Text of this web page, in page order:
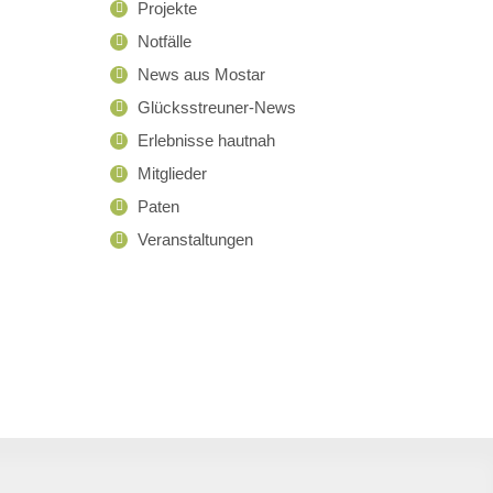
Projekte
Notfälle
News aus Mostar
Glücksstreuner-News
Erlebnisse hautnah
Mitglieder
Paten
Veranstaltungen